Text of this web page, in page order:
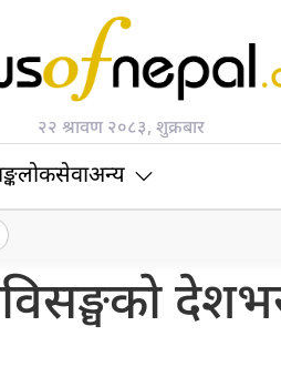
२२ श्रावण २०८३, शुक्रबार
लोकसेवाअन्य